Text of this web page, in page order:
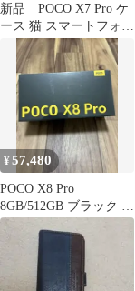
新品 POCO X7 Pro ケ
ース 猫 スマートフォン
ケース カバー
¥57,480
POCO X8 Pro
8GB/512GB ブラック 未
開封 グローバル版